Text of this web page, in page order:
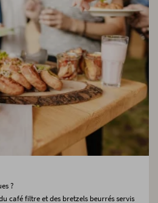
?
café filtre et des bretzels beurrés servis